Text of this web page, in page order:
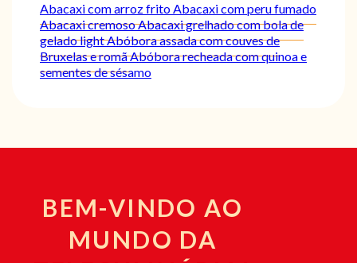
Abacaxi com arroz fritoAbacaxi com peru fumado
Abacaxi cremosoAbacaxi grelhado com bola de
gelado lightAbóbora assada com couves de
Bruxelas e romãAbóbora recheada com quinoa e
sementes de sésamo
BEM-VINDO AO
MUNDO DA